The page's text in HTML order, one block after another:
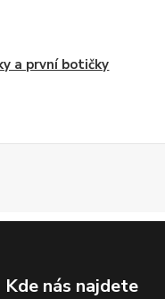
a první botičky
Kde nás najdete